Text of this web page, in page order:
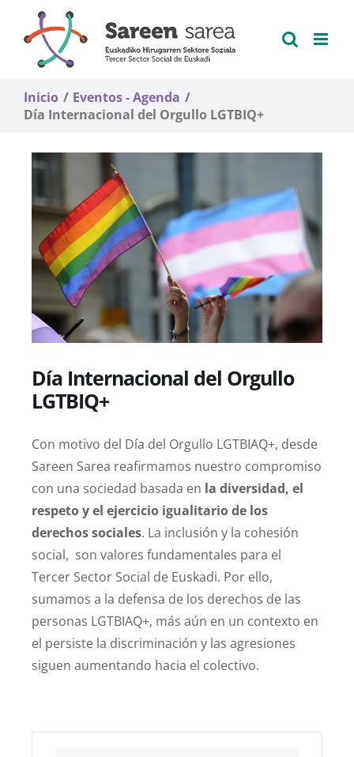
contenido
Inicio
Eventos - Agenda
Día Internacional del Orgullo LGTBIQ+
Día Internacional del Orgullo
LGTBIQ+
Con motivo del Día del Orgullo LGTBIAQ+, desde
Sareen Sarea reafirmamos nuestro compromiso
con una sociedad basada en la diversidad, el
respeto y el ejercicio igualitario de los
derechos sociales. La inclusión y la cohesión
social, son valores fundamentales para el
Tercer Sector Social de Euskadi. Por ello,
sumamos a la defensa de los derechos de las
personas LGTBIAQ+, más aún en un contexto en
el persiste la discriminación y las agresiones
siguen aumentando hacia el colectivo.